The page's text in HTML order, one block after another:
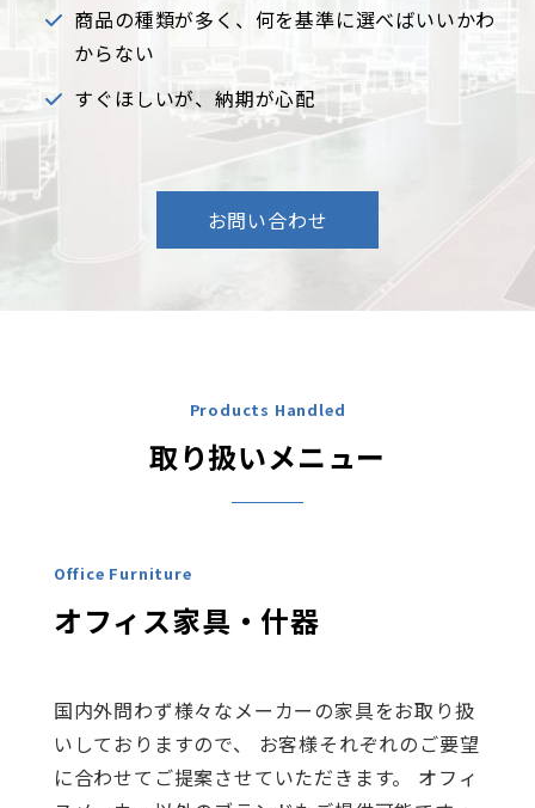
商品の種類が多く、何を基準に選べばいいかわ
からない
すぐほしいが、納期が心配
お問い合わせ
Products Handled
取り扱いメニュー
Office Furniture
オフィス家具・什器​
国内外問わず様々なメーカーの家具をお取り扱
いしておりますので、 お客様それぞれのご要望
に合わせてご提案させていただきます。 オフィ